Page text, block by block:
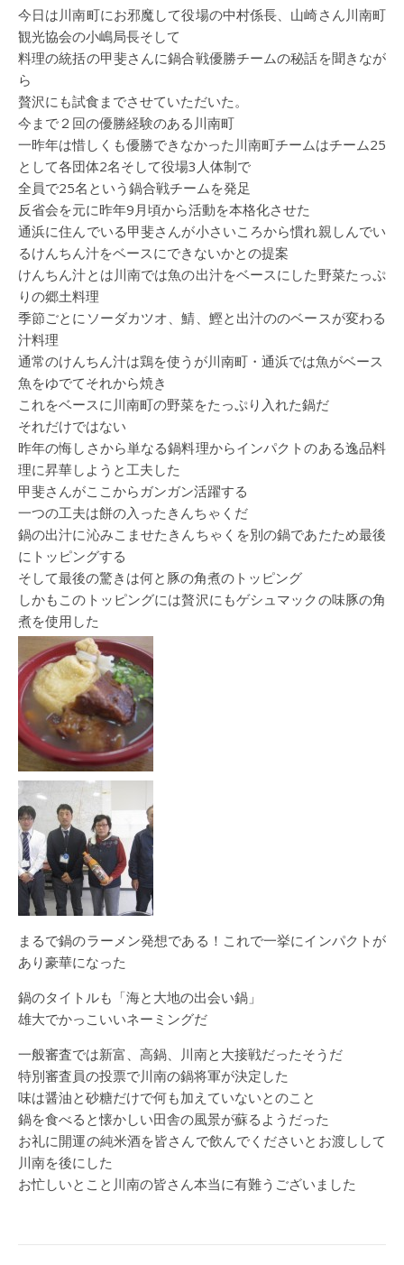
今日は川南町にお邪魔して役場の中村係長、山崎さん川南町
観光協会の小嶋局長そして
料理の統括の甲斐さんに鍋合戦優勝チームの秘話を聞きなが
ら
贅沢にも試食までさせていただいた。
今まで２回の優勝経験のある川南町
一昨年は惜しくも優勝できなかった川南町チームはチーム25
として各団体2名そして役場3人体制で
全員で25名という鍋合戦チームを発足
反省会を元に昨年9月頃から活動を本格化させた
通浜に住んでいる甲斐さんが小さいころから慣れ親しんでい
るけんちん汁をベースにできないかとの提案
けんちん汁とは川南では魚の出汁をベースにした野菜たっぷ
りの郷土料理
季節ごとにソーダカツオ、鯖、鰹と出汁ののベースが変わる
汁料理
通常のけんちん汁は鶏を使うが川南町・通浜では魚がベース
魚をゆでてそれから焼き
これをベースに川南町の野菜をたっぷり入れた鍋だ
それだけではない
昨年の悔しさから単なる鍋料理からインパクトのある逸品料
理に昇華しようと工夫した
甲斐さんがここからガンガン活躍する
一つの工夫は餅の入ったきんちゃくだ
鍋の出汁に沁みこませたきんちゃくを別の鍋であたため最後
にトッピングする
そして最後の驚きは何と豚の角煮のトッピング
しかもこのトッピングには贅沢にもゲシュマックの味豚の角
煮を使用した
まるで鍋のラーメン発想である！これで一挙にインパクトが
あり豪華になった
鍋のタイトルも「海と大地の出会い鍋」
雄大でかっこいいネーミングだ
一般審査では新富、高鍋、川南と大接戦だったそうだ
特別審査員の投票で川南の鍋将軍が決定した
味は醤油と砂糖だけで何も加えていないとのこと
鍋を食べると懐かしい田舎の風景が蘇るようだった
お礼に開運の純米酒を皆さんで飲んでくださいとお渡しして
川南を後にした
お忙しいとこと川南の皆さん本当に有難うございました